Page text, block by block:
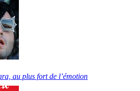
au plus fort de l’émotion